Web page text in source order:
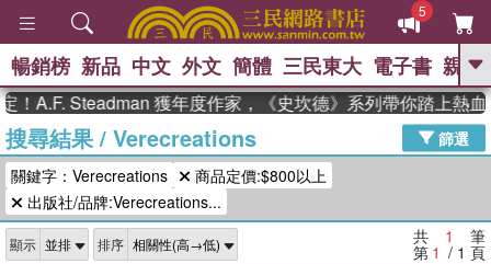
5
GO
熱搜： 高希均教授回憶錄
、 The Odyssey 、 父親節 、 如果歷
史是一群喵 、 暑期推薦
獎 臺灣漫遊錄
登輝時代 、 數學女孩：黎曼猜想 、
偉大的迷走神經
暢銷榜 新品 中文 外文 簡體 三民東大 電子書 親子
！A.F. Steadman 獲年度作家，《史坎德》系列帶你踏上熱血
搜尋結果/ Verecreations
篩選
關鍵字：Verecreations
商品定價:$800以上
出版社/品牌:Verecreations...
顯示 排序 共 1 筆
第 1 / 1 頁